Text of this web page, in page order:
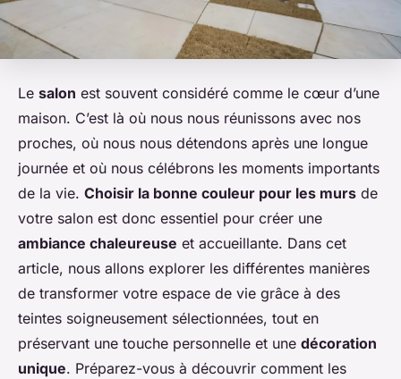
Le salon est souvent considéré comme le cœur d’une
maison. C’est là où nous nous réunissons avec nos
proches, où nous nous détendons après une longue
journée et où nous célébrons les moments importants
de la vie. Choisir la bonne couleur pour les murs de
votre salon est donc essentiel pour créer une
ambiance chaleureuse et accueillante. Dans cet
article, nous allons explorer les différentes manières
de transformer votre espace de vie grâce à des
teintes soigneusement sélectionnées, tout en
préservant une touche personnelle et une décoration
unique. Préparez-vous à découvrir comment les